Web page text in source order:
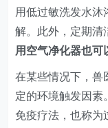
用低过敏洗发水沐
解。此外，定期清
用空气净化器也可
在某些情况下，兽
定的环境触发因素
免疫疗法，也称为